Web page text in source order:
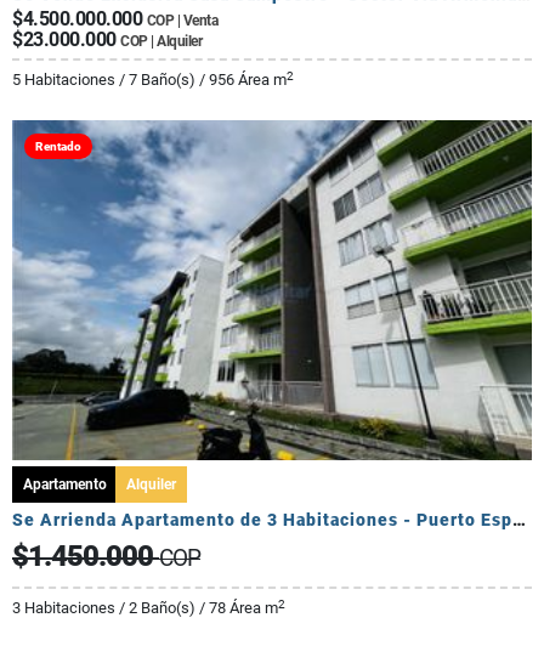
$4.500.000.000 COP | Venta
$23.000.000 COP | Alquiler
5 Habitaciones / 7 Baño(s) / 956 Área m2
Rentado
Apartamento Alquiler
Se Arrienda Apartamento de 3 Habitaciones - Puerto Espejo
$1.450.000COP
3 Habitaciones / 2 Baño(s) / 78 Área m2